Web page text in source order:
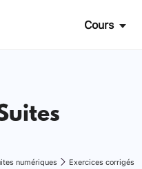
Cours
numériques Exercices corrigés